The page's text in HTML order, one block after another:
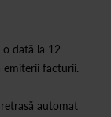
o dată la 12
emiterii facturii.
automat